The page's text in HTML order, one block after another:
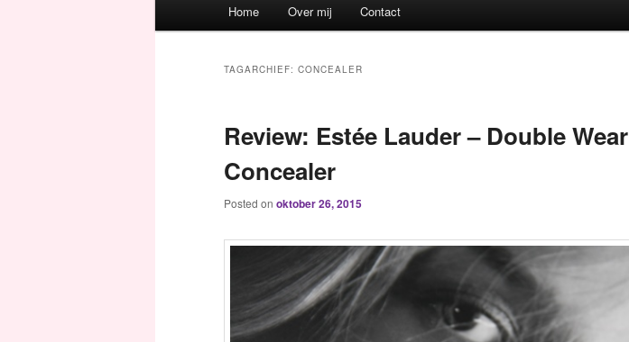
Spring naar de primaire inhoud
Spring naar de secundaire inhoud
Home Over mij Contact
TAGARCHIEF: CONCEALER
Review: Estée Lauder – Double Wear
Concealer
Posted on oktober 26, 2015